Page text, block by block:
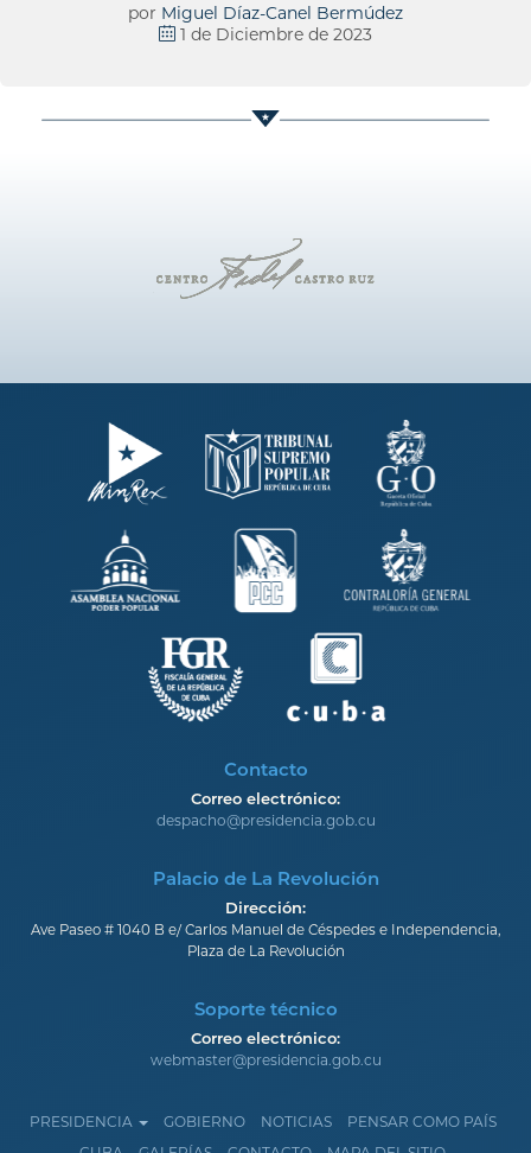
por Miguel Díaz-Canel Bermúdez
1 de Diciembre de 2023
Contacto
Correo electrónico:
despacho@presidencia.gob.cu
Palacio de La Revolución
Dirección:
Ave Paseo # 1040 B e/ Carlos Manuel de Céspedes e Independencia,
Plaza de La Revolución
Soporte técnico
Correo electrónico:
webmaster@presidencia.gob.cu
PRESIDENCIA GOBIERNO NOTICIAS
PENSAR COMO PAÍS